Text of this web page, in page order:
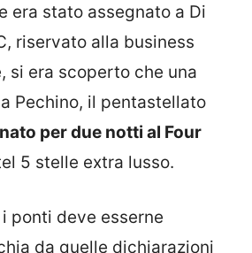
era stato assegnato a Di
riservato alla business
si era scoperto che una
Pechino, il pentastellato
per due notti al Four
5 stelle extra lusso.
ponti deve esserne
da quelle dichiarazioni